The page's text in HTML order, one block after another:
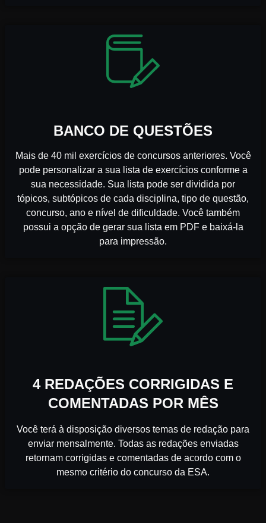
BANCO DE QUESTÕES
Mais de 40 mil exercícios de concursos anteriores. Você
pode personalizar a sua lista de exercícios conforme a
sua necessidade. Sua lista pode ser dividida por
tópicos, subtópicos de cada disciplina, tipo de questão,
concurso, ano e nível de dificuldade. Você também
possui a opção de gerar sua lista em PDF e baixá-la
para impressão.
4 REDAÇÕES CORRIGIDAS E
COMENTADAS POR MÊS
Você terá à disposição diversos temas de redação para
enviar mensalmente. Todas as redações enviadas
retornam corrigidas e comentadas de acordo com o
mesmo critério do concurso da ESA.